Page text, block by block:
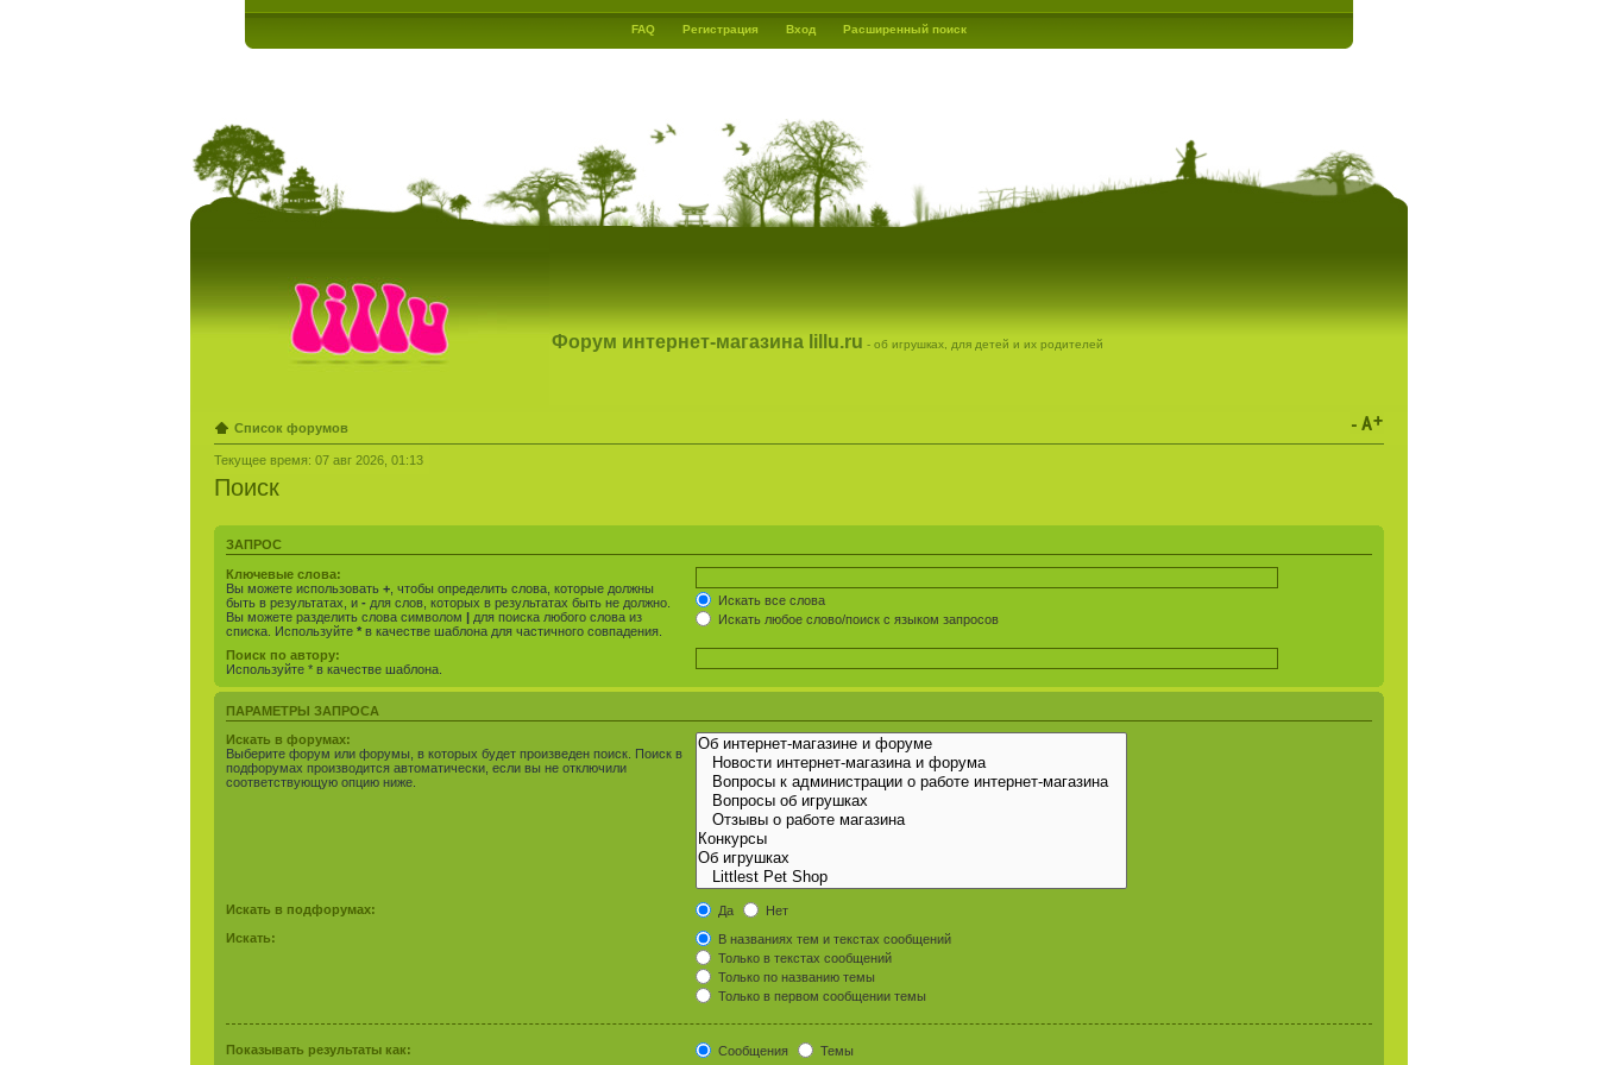
FAQ Регистрация Вход Расширенный поиск
Форум интернет-магазина lillu.ru - об игрушках, для детей и их родителей
Список форумов
Текущее время: 07 авг 2026, 01:13
Поиск
ЗАПРОС
Ключевые слова:
Вы можете использовать + , чтобы определить слова, которые должны
быть в результатах, и - для слов, которых в результатах быть не должно.
Вы можете разделить слова символом | для поиска любого слова из
списка. Используйте * в качестве шаблона для частичного совпадения.
Искать все слова
Искать любое слово/поиск с языком запросов
Поиск по автору:
Используйте * в качестве шаблона.
ПАРАМЕТРЫ ЗАПРОСА
Искать в форумах:
Выберите форум или форумы, в которых будет произведен поиск. Поиск в
подфорумах производится автоматически, если вы не отключили
соответствующую опцию ниже.
Искать в подфорумах: Да
Нет
Искать:
В названиях тем и текстах сообщений
Только в текстах сообщений
Только по названию темы
Только в первом сообщении темы
Показывать результаты как: Сообщения Темы